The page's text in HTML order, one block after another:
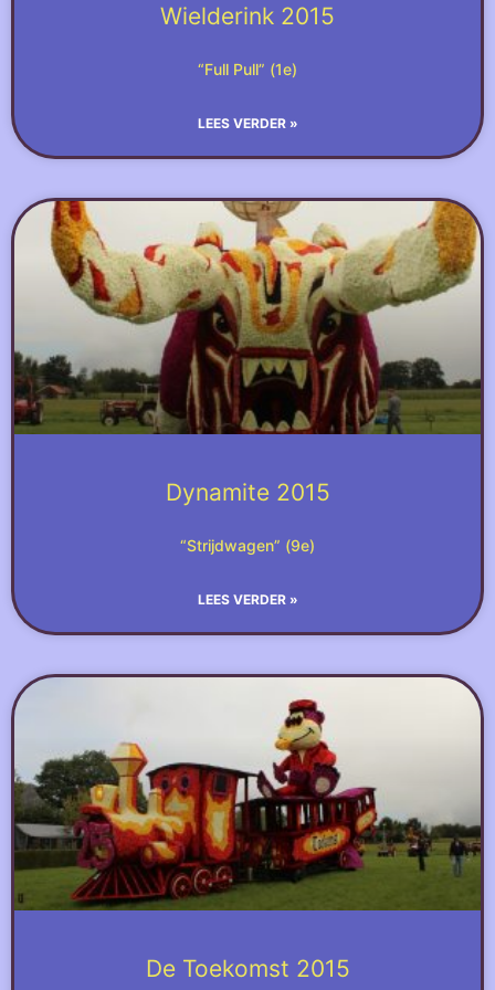
Wielderink 2015
“Full Pull” (1e)
LEES VERDER »
Dynamite 2015
“Strijdwagen” (9e)
LEES VERDER »
De Toekomst 2015